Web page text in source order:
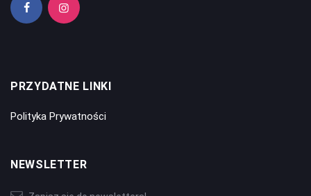
PRZYDATNE LINKI
Polityka Prywatności
NEWSLETTER